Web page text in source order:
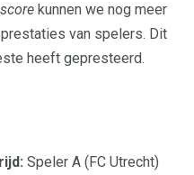
kunnen we nog meer
van spelers. Dit
heeft gepresteerd.
Speler A (FC Utrecht)